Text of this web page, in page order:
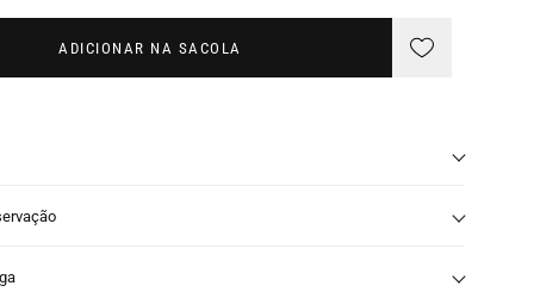
ADICIONAR NA SACOLA